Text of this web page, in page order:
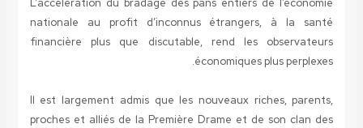
L’accélération du bradage des pans entiers de l’économie
nationale au profit d’inconnus étrangers, à la santé
financière plus que discutable, rend les observateurs
économiques plus perplexes.
Il est largement admis que les nouveaux riches, parents,
proches et alliés de la Première Drame et de son clan des